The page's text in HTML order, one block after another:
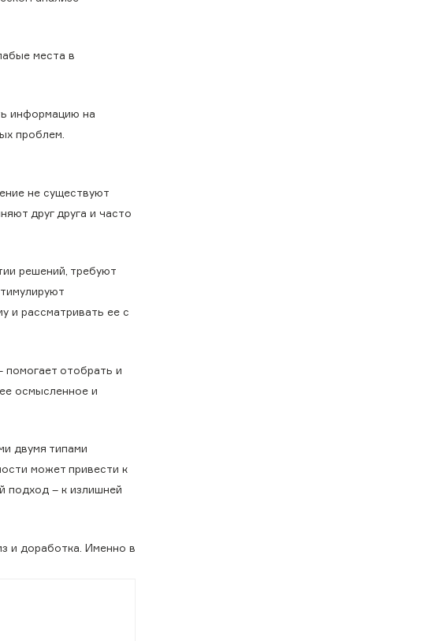
места в
информацию на
проблем.
не существуют
друг друга и часто
решений, требуют
и рассматривать ее с
помогает отобрать и
осмысленное и
двумя типами
может привести к
подход – к излишней
и доработка. Именно в